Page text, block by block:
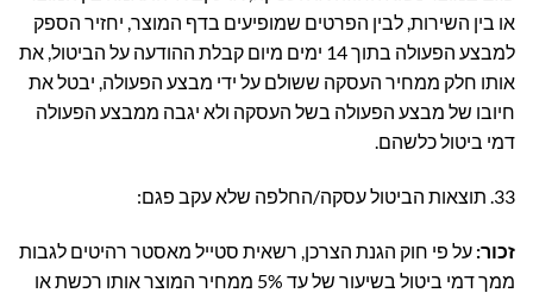
או בין השירות, לבין הפרטים שמופיעים בדף המוצר, יחזיר הספק
למבצע הפעולה בתוך 14 ימים מיום קבלת ההודעה על הביטול, את
אותו חלק ממחיר העסקה ששולם על ידי מבצע הפעולה, יבטל את
חיובו של מבצע הפעולה בשל העסקה ולא יגבה ממבצע הפעולה
דמי ביטול כלשהם.
33. תוצאות הביטול עסקה/החלפה שלא עקב פגם:
זכור: על פי חוק הגנת הצרכן, רשאית סטייל מאסטר רהיטים לגבות
ממך דמי ביטול בשיעור של עד 5% ממחיר המוצר אותו רכשת או